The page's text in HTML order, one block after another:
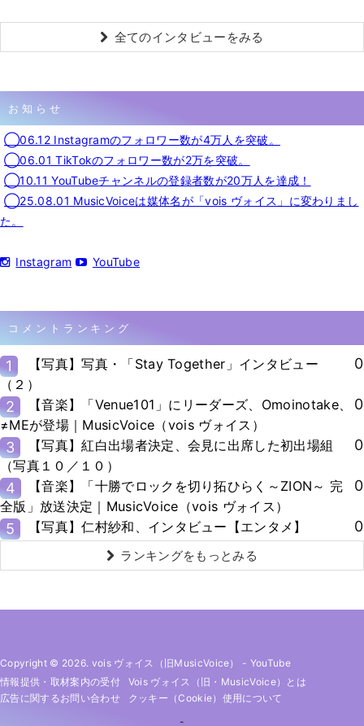
全てのインタビューをみる
お知らせ
◯06.12 Instagramのフォロワー数が4万人を突破。
◯06.01 TikTokのフォロワー数が2万を突破。
◯10.11 YouTubeチャンネルの登録者数が20万人を達成！
◯25.08.01 MusicVoiceは媒体名が「vois ヴォイス」に変わりまし
た。
Instagram YouTube
コメントランキング
1
【写真】写真・「Stay Together」インタビュー
（２）
0
2
【音楽】「Venue101」にリーダーズ、Omoinotake、
≠MEが登場｜MusicVoice（vois ヴォイス）
0
3
【写真】紅白出場者決定、会見に出席した初出場組
（写真１０／１０）
0
4
【音楽】「十勝でロックを切り拓ひらく～ZION～ 完
全版」放送決定｜MusicVoice（vois ヴォイス）
0
5 【写真】仁村紗和、インタビュー【エンタメ】 0
ランキングをもっとみる
Copyright © 2026. vois ヴォイス（旧MusicVoice） - YouTube
情報提供・取材案内の受付
Vois ヴォイス（旧・MusicVoice）とは
広告に関するお問い合わせ
クッキー（cookie）使用について
-